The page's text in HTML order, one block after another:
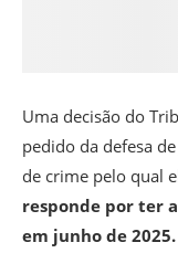
Uma decisão do
pedido da defesa
de crime pelo qual
responde por ter
em junho de